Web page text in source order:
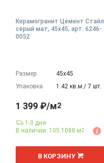
Керамогранит Цемент Стайл
серый мат, 45x45, арт. 6246-
0052
Размер
45х45
Упаковка
1.42 кв.м./ 7 шт.
1 399 ₽/м2
1-3 дня
В наличии: 105.1088 м2
м
В КОРЗИНУ